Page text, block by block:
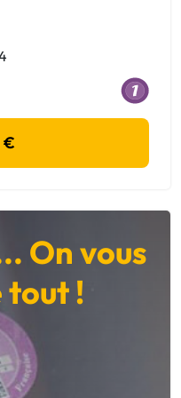
€
On vous
tout !